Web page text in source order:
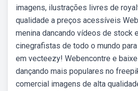
imagens, ilustrações livres de
qualidade a preços acessíveis
menina dancando vídeos de stock
cinegrafistas de todo o mundo
em vecteezy! Webencontre e
dançando mais populares no
comercial imagens de alta